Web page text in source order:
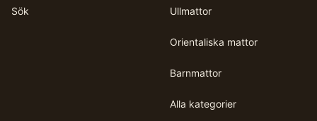
Sök Ullmattor
Orientaliska mattor
Barnmattor
Alla kategorier